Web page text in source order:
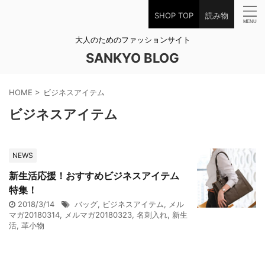
SHOP TOP 読み物
大人のためのファッションサイト
SANKYO BLOG
HOME > ビジネスアイテム
ビジネスアイテム
NEWS
新生活応援！おすすめビジネスアイテム
特集！
2018/3/14 バッグ, ビジネスアイテム, メル
マガ20180314, メルマガ20180323, 名刺入れ, 新生
活, 革小物